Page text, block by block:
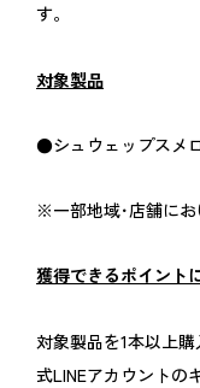
す。
対象製品
●シュウェップスメ
※一部地域･店舗にお
獲得できるポイント
対象製品を1本以上
式LINEアカウントの